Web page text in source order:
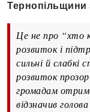
Тернопільщини
Це не про “хто
розвиток і
сильні й слабкі
розвиток
громадам
відзначив